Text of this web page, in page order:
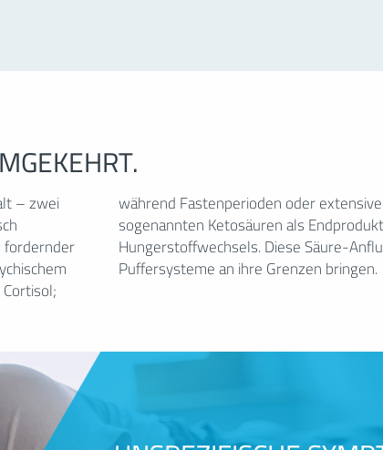
– zwei
fordernder
die
Puffersysteme an ihre Grenzen bringen.